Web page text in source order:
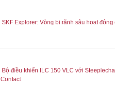
SKF Explorer: Vòng bi rãnh sâu hoạt động
Bộ điều khiển ILC 150 VLC với
Contact